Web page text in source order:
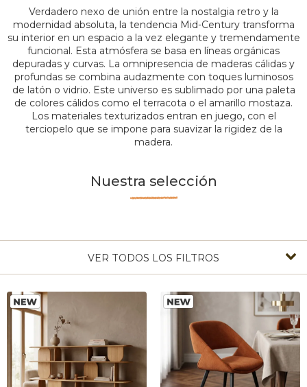
Verdadero nexo de unión entre la nostalgia retro y la
modernidad absoluta, la tendencia Mid-Century transforma
su interior en un espacio a la vez elegante y tremendamente
funcional. Esta atmósfera se basa en líneas orgánicas
depuradas y curvas. La omnipresencia de maderas cálidas y
profundas se combina audazmente con toques luminosos
de latón o vidrio. Este universo es sublimado por una paleta
de colores cálidos como el terracota o el amarillo mostaza.
Los materiales texturizados entran en juego, con el
terciopelo que se impone para suavizar la rigidez de la
madera.
Nuestra selección
VER TODOS LOS FILTROS